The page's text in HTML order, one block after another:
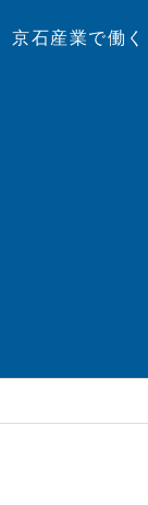
京石産業で働く